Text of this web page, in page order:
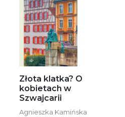
Złota klatka? O
kobietach w
Szwajcarii
Agnieszka Kamińska